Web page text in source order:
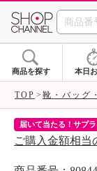
商品を探す 本日
TOP 靴・バッグ
届いて当たる！サプ
ご購入金額相当